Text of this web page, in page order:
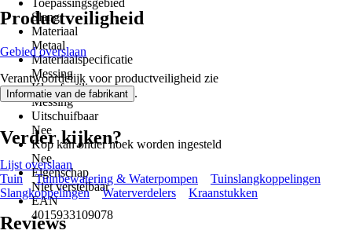
Toepassingsgebied
Slang
Materiaal
Metaal
Materiaalspecificatie
Messing
Kleurfamilie
Messing
Uitschuifbaar
Nee
Kop kan onder hoek worden ingesteld
Nee
Eigenschap
Niet verstelbaar
EAN
4015933109078
Productveiligheid
Gebied overslaan
Verantwoordelijk voor productveiligheid zie
Informatie van de fabrikant .
Verder kijken?
Lijst overslaan
Tuin
Tuinbewatering & Waterpompen
Tuinslangkoppelingen
Slangkoppelingen
Waterverdelers Kraanstukken
Reviews